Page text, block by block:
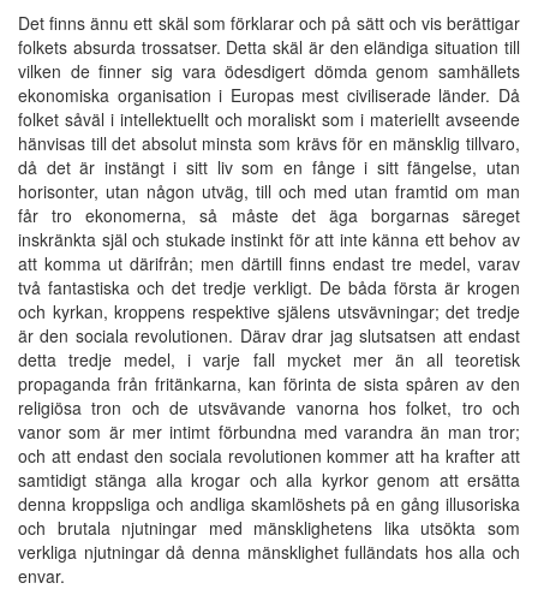
Det finns ännu ett skäl som förklarar och på sätt och vis berättigar
folkets absurda trossatser. Detta skäl är den eländiga situation till
vilken de finner sig vara ödesdigert dömda genom samhällets
ekonomiska organisation i Europas mest civiliserade länder. Då
folket såväl i intellektuellt och moraliskt som i materiellt avseende
hänvisas till det absolut minsta som krävs för en mänsklig tillvaro,
då det är instängt i sitt liv som en fånge i sitt fängelse, utan
horisonter, utan någon utväg, till och med utan framtid om man
får tro ekonomerna, så måste det äga borgarnas säreget
inskränkta själ och stukade instinkt för att inte känna ett behov av
att komma ut därifrån; men därtill finns endast tre medel, varav
två fantastiska och det tredje verkligt. De båda första är krogen
och kyrkan, kroppens respektive själens utsvävningar; det tredje
är den sociala revolutionen. Därav drar jag slutsatsen att endast
detta tredje medel, i varje fall mycket mer än all teoretisk
propaganda från fritänkarna, kan förinta de sista spåren av den
religiösa tron och de utsvävande vanorna hos folket, tro och
vanor som är mer intimt förbundna med varandra än man tror;
och att endast den sociala revolutionen kommer att ha krafter att
samtidigt stänga alla krogar och alla kyrkor genom att ersätta
denna kroppsliga och andliga skamlöshets på en gång illusoriska
och brutala njutningar med mänsklighetens lika utsökta som
verkliga njutningar då denna mänsklighet fulländats hos alla och
envar.